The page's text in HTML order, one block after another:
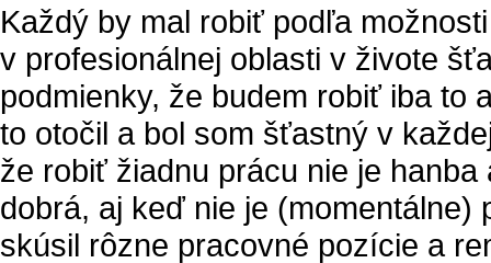
Každý by mal robiť podľa
v profesionálnej oblasti v živote
podmienky, že budem robiť iba
to otočil a bol som šťastný v
že robiť žiadnu prácu nie je
dobrá, aj keď nie je (momentálne)
skúsil rôzne pracovné pozície a